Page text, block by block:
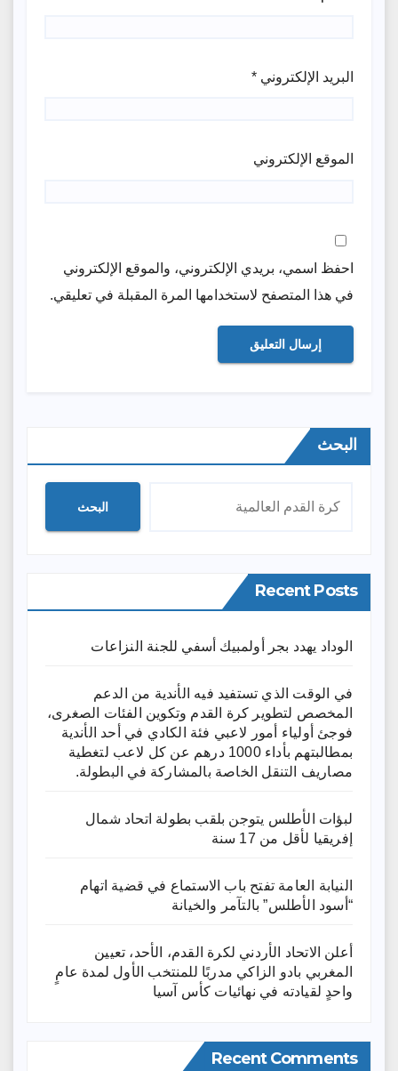
البريد الإلكتروني *
الموقع الإلكتروني
احفظ اسمي، بريدي الإلكتروني، والموقع الإلكتروني
في هذا المتصفح لاستخدامها المرة المقبلة في تعليقي.
البحث
البحث
Recent Posts
الوداد يهدد بجر أولمبيك أسفي للجنة النزاعات
في الوقت الذي تستفيد فيه الأندية من الدعم
المخصص لتطوير كرة القدم وتكوين الفئات الصغرى،
فوجئ أولياء أمور لاعبي فئة الكادي في أحد الأندية
بمطالبتهم بأداء 1000 درهم عن كل لاعب لتغطية
مصاريف التنقل الخاصة بالمشاركة في البطولة.
لبؤات الأطلس يتوجن بلقب بطولة اتحاد شمال
إفريقيا لأقل من 17 سنة
النيابة العامة تفتح باب الاستماع في قضية اتهام
“أسود الأطلس” بالتآمر والخيانة
أعلن الاتحاد الأردني لكرة القدم، الأحد، تعيين
المغربي بادو الزاكي مدربًا للمنتخب الأول لمدة عامٍ
واحدٍ لقيادته ​في نهائيات كأس آسيا
Recent Comments